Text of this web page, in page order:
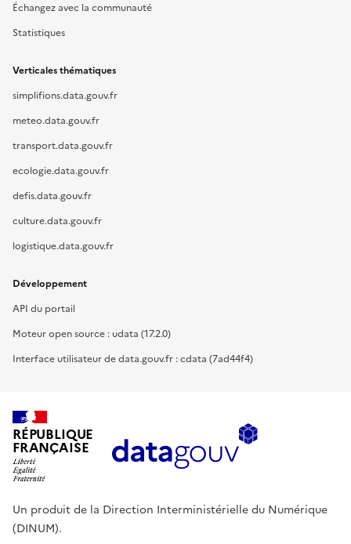
Échangez avec la communauté
Statistiques
Verticales thématiques
simplifions.data.gouv.fr
meteo.data.gouv.fr
transport.data.gouv.fr
ecologie.data.gouv.fr
defis.data.gouv.fr
culture.data.gouv.fr
logistique.data.gouv.fr
Développement
API du portail
Moteur open source : udata (17.2.0)
Interface utilisateur de data.gouv.fr : cdata (7ad44f4)
RÉPUBLIQUE
FRANÇAISE
Un produit de la Direction Interministérielle du Numérique
(DINUM).